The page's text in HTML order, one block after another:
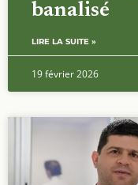
banalisé
LIRE LA SUITE »
19 février 2026